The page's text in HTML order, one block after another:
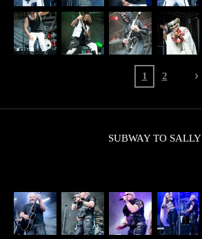
1 2
SUBWAY TO SALLY